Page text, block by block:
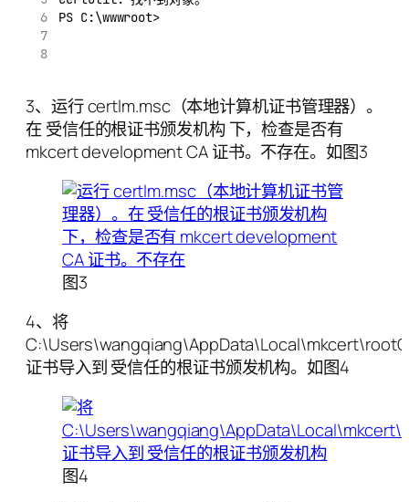
PS C:\wwwroot>
3、运行 certlm.msc（本地计算机证书管理器）。
在 受信任的根证书颁发机构 下，检查是否有
mkcert development CA 证书。不存在。如图3
图3
4、将
证书导入到 受信任的根证书颁发机构。如图4
图4